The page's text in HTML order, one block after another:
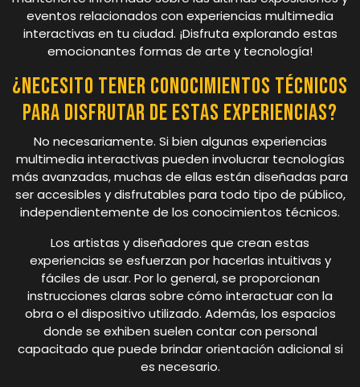
eventos relacionados con experiencias multimedia
interactivas en tu ciudad. ¡Disfruta explorando estas
emocionantes formas de arte y tecnología!
¿Necesito tener conocimientos técnicos
para disfrutar de estas experiencias?
No necesariamente. Si bien algunas experiencias
multimedia interactivas pueden involucrar tecnologías
más avanzadas, muchas de ellas están diseñadas para
ser accesibles y disfrutables para todo tipo de público,
independientemente de los conocimientos técnicos.
Los artistas y diseñadores que crean estas
experiencias se esfuerzan por hacerlas intuitivas y
fáciles de usar. Por lo general, se proporcionan
instrucciones claras sobre cómo interactuar con la
obra o el dispositivo utilizado. Además, los espacios
donde se exhiben suelen contar con personal
capacitado que puede brindar orientación adicional si
es necesario.